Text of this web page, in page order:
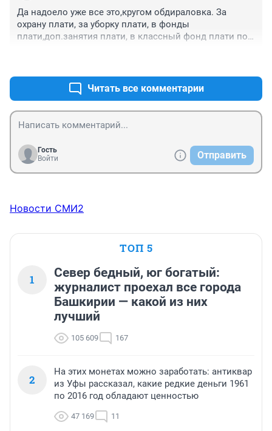
Да надоело уже все это,кругом обдираловка. За
охрану плати, за уборку плати, в фонды
плати,доп.занятия плати, в классный фонд плати по
что то не доплатил. Звонит и угрожает выкинуть из
школы. Вот до чего мы дожили!!!
Читать все комментарии
Гость
Войти
Отправить
Новости СМИ2
ТОП 5
1
Север бедный, юг богатый:
журналист проехал все города
Башкирии — какой из них
лучший
105 609 167
2
На этих монетах можно заработать: антиквар
из Уфы рассказал, какие редкие деньги 1961
по 2016 год обладают ценностью
47 169 11